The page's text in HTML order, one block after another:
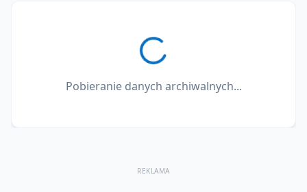
Pobieranie danych archiwalnych...
REKLAMA